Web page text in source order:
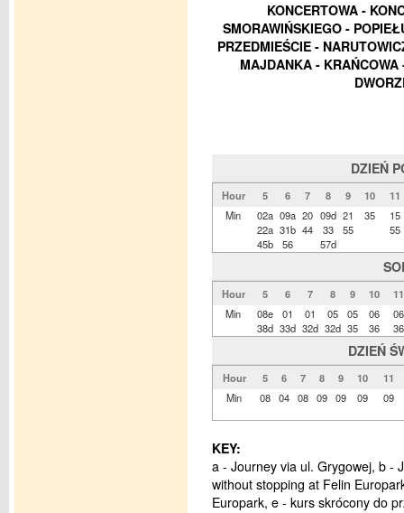
KONCERTOWA -
SMORAWIŃSKIEGO -
PRZEDMIEŚCIE -
MAJDANKA -
DZIEŃ
Hour 5 6 7 8 9 10
11
Min
02a
22a
45b
09a
31b
56
20
44
09d
33
57d
21
55
35
15
55
Hour 5 6 7 8 9 10
11
Min
08e
38d
01
33d
01
32d
05
32d
05
35
06
36
06
36
DZIEŃ
Hour 5 6 7 8 9 10
11
Min
08 04 08 09 09 09 09
KEY:
a - Journey via ul. Grygowej, b -
without stopping at Felin
Europark, e - kurs skrócony do